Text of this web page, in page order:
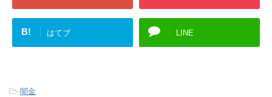
B! はてブ LINE
-闇金